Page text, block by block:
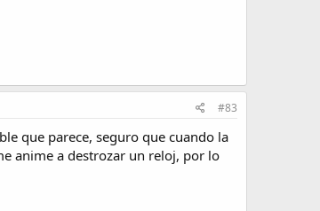
#83
que parece, seguro que cuando la
anime a destrozar un reloj, por lo